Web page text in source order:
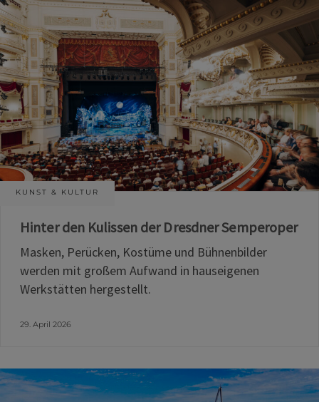
KUNST & KULTUR
Hinter den Kulissen der Dresdner Semperoper
Masken, Perücken, Kostüme und Bühnenbilder
werden mit großem Aufwand in hauseigenen
Werkstätten hergestellt.
29. April 2026